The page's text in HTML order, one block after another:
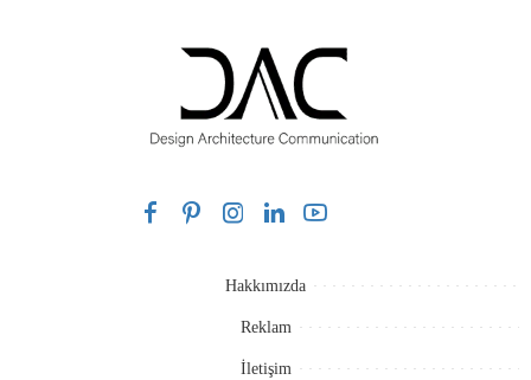
Hakkımızda
Reklam
İletişim